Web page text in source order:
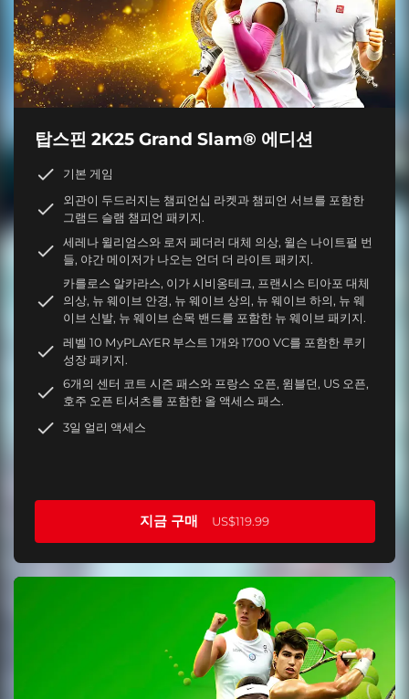
탑스핀 2K25 Grand Slam® 에디션
기본 게임
외관이 두드러지는 챔피언십 라켓과 챔피언 서브를 포함한
그램드 슬램 챔피언 패키지.
세레나 윌리엄스와 로저 페더러 대체 의상, 윌슨 나이트펄 번
들, 야간 메이저가 나오는 언더 더 라이트 패키지.
카를로스 알카라스, 이가 시비옹테크, 프랜시스 티아포 대체
의상, 뉴 웨이브 안경, 뉴 웨이브 상의, 뉴 웨이브 하의, 뉴 웨
이브 신발, 뉴 웨이브 손목 밴드를 포함한 뉴 웨이브 패키지.
레벨 10 MyPLAYER 부스트 1개와 1700 VC를 포함한 루키
성장 패키지.
6개의 센터 코트 시즌 패스와 프랑스 오픈, 윔블던, US 오픈,
호주 오픈 티셔츠를 포함한 올 액세스 패스.
3일 얼리 액세스
지금 구매 US$119.99